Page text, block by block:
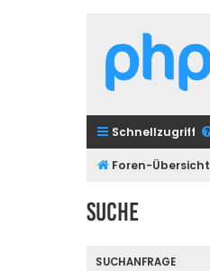
Schnellzugriff
Foren-Übersicht
Suche
SUCHANFRAGE